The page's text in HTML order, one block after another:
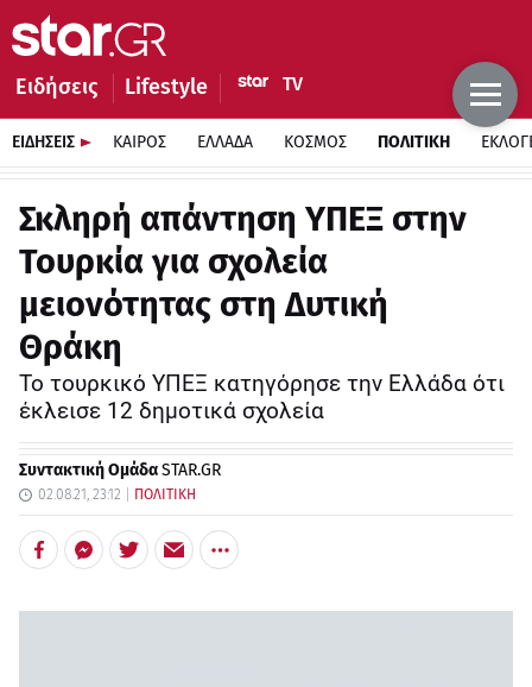
Ειδήσεις Lifestyle
ΕΙΔΗΣΕΙΣ ΚΑΙΡΟΣ ΕΛΛΑΔΑ ΚΟΣΜΟΣ ΠΟΛΙΤΙΚΗ
Σκληρή απάντηση ΥΠΕΞ στην
Τουρκία για σχολεία
μειονότητας στη Δυτική
Θράκη
Το τουρκικό ΥΠΕΞ κατηγόρησε την Ελλάδα ότι
έκλεισε 12 δημοτικά σχολεία
Συντακτική ΟμάδαSTAR.GR
02.08.21, 23:12 ΠΟΛΙΤΙΚΗ